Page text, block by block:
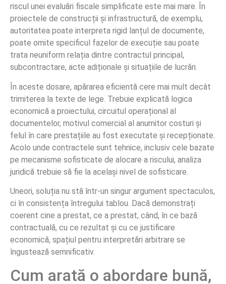
riscul unei evaluări fiscale simplificate este mai mare. În
proiectele de construcții și infrastructură, de exemplu,
autoritatea poate interpreta rigid lanțul de documente,
poate omite specificul fazelor de execuție sau poate
trata neuniform relația dintre contractul principal,
subcontractare, acte adiționale și situațiile de lucrări.
În aceste dosare, apărarea eficientă cere mai mult decât
trimiterea la texte de lege. Trebuie explicată logica
economică a proiectului, circuitul operațional al
documentelor, motivul comercial al anumitor costuri și
felul în care prestațiile au fost executate și recepționate.
Acolo unde contractele sunt tehnice, inclusiv cele bazate
pe mecanisme sofisticate de alocare a riscului, analiza
juridică trebuie să fie la același nivel de sofisticare.
Uneori, soluția nu stă într-un singur argument spectaculos,
ci în consistența întregului tablou. Dacă demonstrați
coerent cine a prestat, ce a prestat, când, în ce bază
contractuală, cu ce rezultat și cu ce justificare
economică, spațiul pentru interpretări arbitrare se
îngustează semnificativ.
Cum arată o abordare bună,